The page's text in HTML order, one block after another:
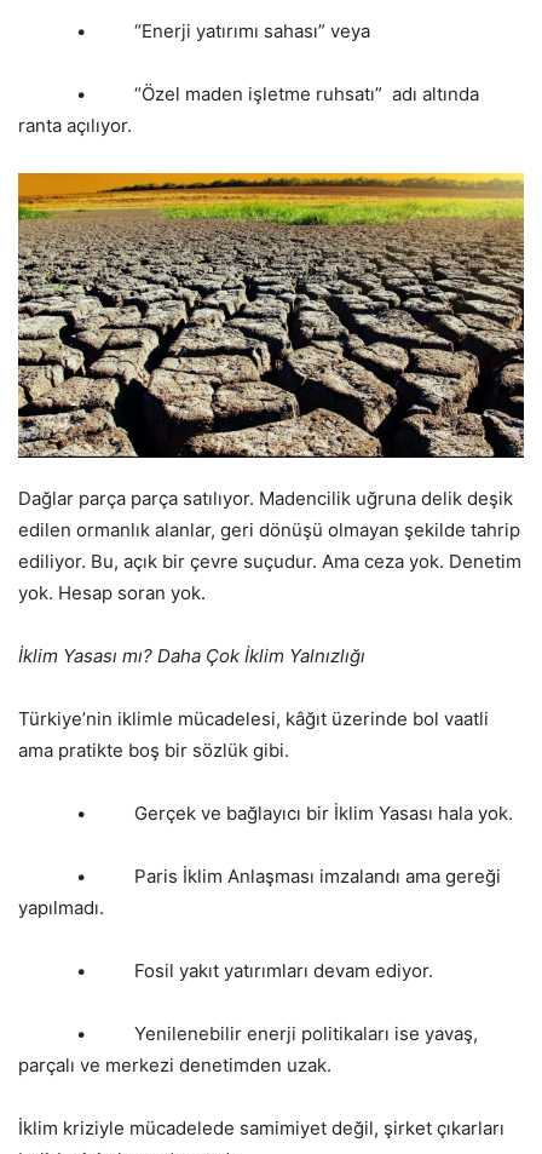
• “Enerji yatırımı sahası” veya
• “Özel maden işletme ruhsatı” adı altında
ranta açılıyor.
Dağlar parça parça satılıyor. Madencilik uğruna delik deşik
edilen ormanlık alanlar, geri dönüşü olmayan şekilde tahrip
ediliyor. Bu, açık bir çevre suçudur. Ama ceza yok. Denetim
yok. Hesap soran yok.
İklim Yasası mı? Daha Çok İklim Yalnızlığı
Türkiye’nin iklimle mücadelesi, kâğıt üzerinde bol vaatli
ama pratikte boş bir sözlük gibi.
• Gerçek ve bağlayıcı bir İklim Yasası hala yok.
• Paris İklim Anlaşması imzalandı ama gereği
yapılmadı.
• Fosil yakıt yatırımları devam ediyor.
• Yenilenebilir enerji politikaları ise yavaş,
parçalı ve merkezi denetimden uzak.
İklim kriziyle mücadelede samimiyet değil, şirket çıkarları